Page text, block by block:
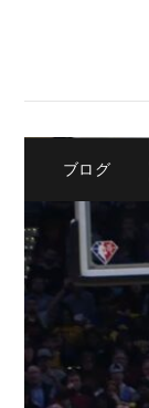
ブログ